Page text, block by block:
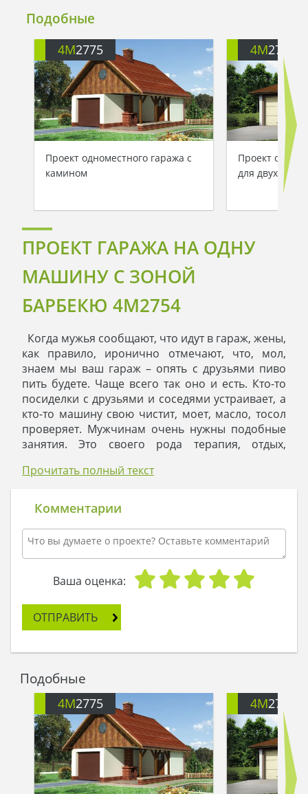
Подобные
4M2775
Проект одноместного гаража с
камином
4M2751
Проект
для двух
ПРОЕКТ ГАРАЖА НА ОДНУ
МАШИНУ С ЗОНОЙ
БАРБЕКЮ 4M2754
Когда мужья сообщают, что идут в гараж, жены,
как правило, иронично отмечают, что, мол,
знаем мы ваш гараж – опять с друзьями пиво
пить будете. Чаще всего так оно и есть. Кто-то
посиделки с друзьями и соседями устраивает, а
кто-то машину свою чистит, моет, масло, тосол
проверяет. Мужчинам очень нужны подобные
занятия. Это своего рода терапия, отдых,
– это исключительно мужская территория. Это
представить гараж, в который захотят ходить не
только мужчины, но и женщины. А такой
существует. Гараж 4M2754 именно такой. Он
надежная защита для семейного автомобиля и,
вместе с тем, замечательная беседка. Нет,
больше чем беседка, ведь здесь еще и камин
можно в любую погоду отдыхать. Крыша
защитит и от дождя, и от солнца.
Прочитать полный текст
Комментарии
Ваша оценка:
ОТПРАВИТЬ
Подобные
4M2775 4M2751